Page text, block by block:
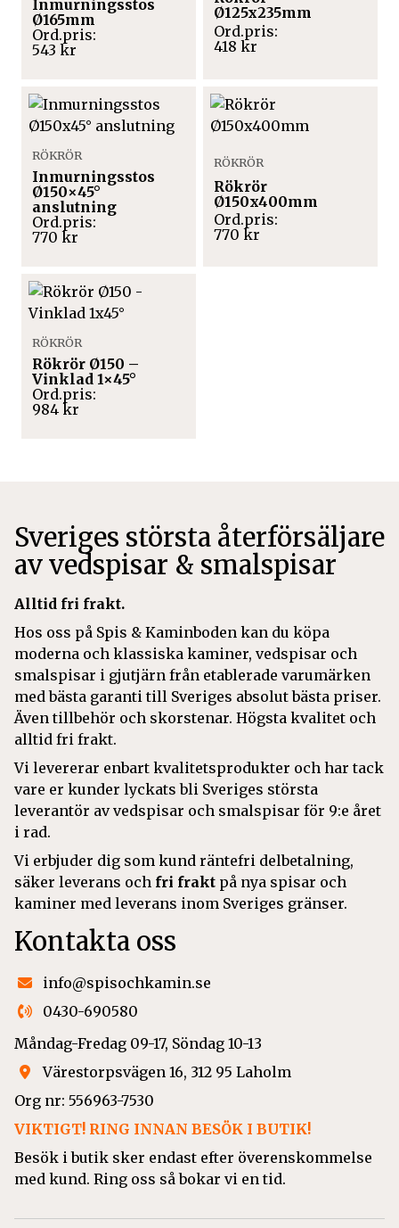
Inmurningsstos
Ø165mm
543 kr
Ø125x235mm
418 kr
RÖKRÖR
Inmurningsstos
Ø150×45°
anslutning
770 kr
RÖKRÖR
Rökrör
Ø150x400mm
770 kr
RÖKRÖR
Rökrör Ø150 –
Vinklad 1×45°
984 kr
Sveriges största återförsäljare
av vedspisar & smalspisar
Alltid fri frakt.
Hos oss på Spis & Kaminboden kan du köpa
moderna och klassiska kaminer, vedspisar och
smalspisar i gjutjärn från etablerade varumärken
med bästa garanti till Sveriges absolut bästa priser.
Även tillbehör och skorstenar. Högsta kvalitet och
alltid fri frakt.
Vi levererar enbart kvalitetsprodukter och har tack
vare er kunder lyckats bli Sveriges största
leverantör av vedspisar och smalspisar för 9:e året
i rad.
Vi erbjuder dig som kund räntefri delbetalning,
säker leverans och fri frakt på nya spisar och
kaminer med leverans inom Sveriges gränser.
Kontakta oss
info@spisochkamin.se
0430-690580
Måndag-Fredag 09-17, Söndag 10-13
Värestorpsvägen 16, 312 95 Laholm
Org nr: 556963-7530
VIKTIGT! RING INNAN BESÖK I BUTIK!
Besök i butik sker endast efter överenskommelse
med kund. Ring oss så bokar vi en tid.